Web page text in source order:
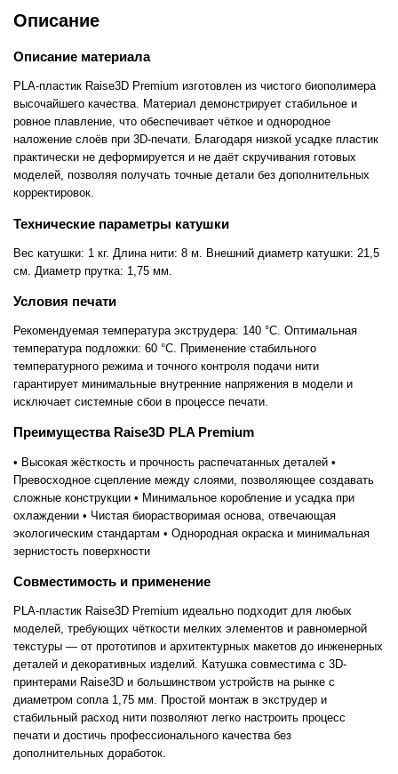
Описание
Описание материала
PLA-пластик Raise3D Premium изготовлен из чистого биополимера
высочайшего качества. Материал демонстрирует стабильное и
ровное плавление, что обеспечивает чёткое и однородное
наложение слоёв при 3D-печати. Благодаря низкой усадке пластик
практически не деформируется и не даёт скручивания готовых
моделей, позволяя получать точные детали без дополнительных
корректировок.
Технические параметры катушки
Вес катушки: 1 кг. Длина нити: 8 м. Внешний диаметр катушки: 21,5
см. Диаметр прутка: 1,75 мм.
Условия печати
Рекомендуемая температура экструдера: 140 °C. Оптимальная
температура подложки: 60 °C. Применение стабильного
температурного режима и точного контроля подачи нити
гарантирует минимальные внутренние напряжения в модели и
исключает системные сбои в процессе печати.
Преимущества Raise3D PLA Premium
• Высокая жёсткость и прочность распечатанных деталей •
Превосходное сцепление между слоями, позволяющее создавать
сложные конструкции • Минимальное коробление и усадка при
охлаждении • Чистая биорастворимая основа, отвечающая
экологическим стандартам • Однородная окраска и минимальная
зернистость поверхности
Совместимость и применение
PLA-пластик Raise3D Premium идеально подходит для любых
моделей, требующих чёткости мелких элементов и равномерной
текстуры — от прототипов и архитектурных макетов до инженерных
деталей и декоративных изделий. Катушка совместима с 3D-
принтерами Raise3D и большинством устройств на рынке с
диаметром сопла 1,75 мм. Простой монтаж в экструдер и
стабильный расход нити позволяют легко настроить процесс
печати и достичь профессионального качества без
дополнительных доработок.